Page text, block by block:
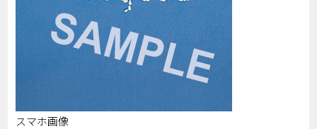
スマホ画像